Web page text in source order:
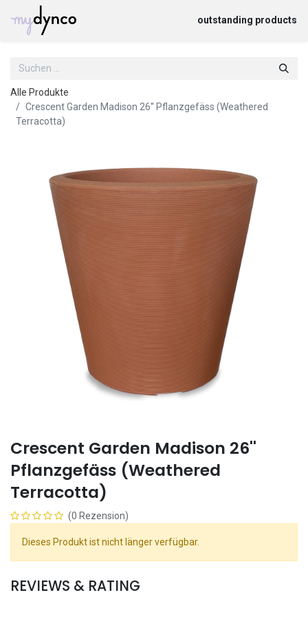
outstanding products
Alle Produkte
Crescent Garden Madison 26'' Pflanzgefäss (Weathered
Terracotta)
Crescent Garden Madison 26''
Pflanzgefäss (Weathered
Terracotta)
(0 Rezension)
Dieses Produkt ist nicht länger verfügbar.
REVIEWS & RATING